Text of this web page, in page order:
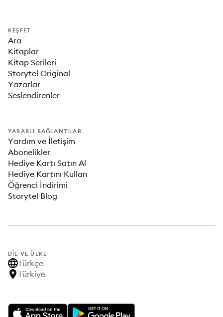
KEŞFET
Ara
Kitaplar
Kitap Serileri
Storytel Original
Yazarlar
Seslendirenler
YARARLI BAĞLANTILAR
Yardım ve İletişim
Abonelikler
Hediye Kartı Satın Al
Hediye Kartını Kullan
Öğrenci İndirimi
Storytel Blog
DIL VE ÜLKE
Türkçe
Türkiye